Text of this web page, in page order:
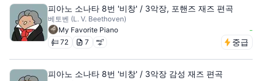
피아노 소나타 8번 '비창' / 3악장, 포핸즈 재즈 편곡
베토벤 (L. V. Beethoven)
My Favorite Piano
-
72 7 중급
피아노 소나타 8번 '비창' / 3악장 감성 재즈 편곡